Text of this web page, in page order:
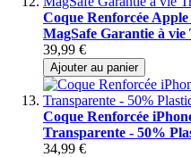
Coque Renforcée
MagSafe Garantie à
39,99 €
Ajouter au panier
Coque Renforcée
Transparente - 50%
34,99 €